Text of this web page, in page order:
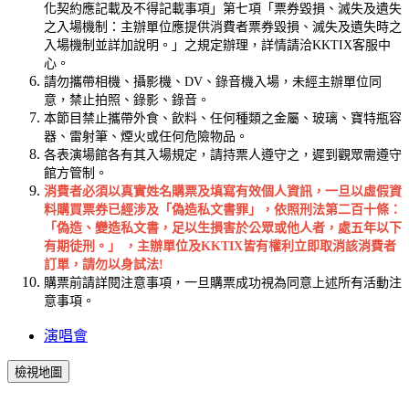
化契約應記載及不得記載事項」第七項「票券毀損、滅失及遺失
之入場機制：主辦單位應提供消費者票券毀損、滅失及遺失時之
入場機制並詳加說明。」之規定辦理，詳情請洽KKTIX客服中
心。
請勿攜帶相機、攝影機、DV、錄音機入場，未經主辦單位同
意，禁止拍照、錄影、錄音。
本節目禁止攜帶外食、飲料、任何種類之金屬、玻璃、寶特瓶容
器、雷射筆、煙火或任何危險物品。
各表演場館各有其入場規定，請持票人遵守之，遲到觀眾需遵守
館方管制。
消費者必須以真實姓名購票及填寫有效個人資訊，一旦以虛假資
料購買票券已經涉及「偽造私文書罪」，依照刑法第二百十條：
「偽造、變造私文書，足以生損害於公眾或他人者，處五年以下
有期徒刑。」 ，主辦單位及KKTIX皆有權利立即取消該消費者
訂單，請勿以身試法!
購票前請詳閱注意事項，一旦購票成功視為同意上述所有活動注
意事項。
演唱會
檢視地圖